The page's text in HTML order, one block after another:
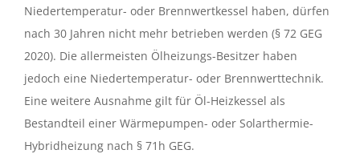
Niedertemperatur- oder Brennwertkessel haben, dürfen
nach 30 Jahren nicht mehr betrieben werden (§ 72 GEG
2020). Die allermeisten Ölheizungs-Besitzer haben
jedoch eine Niedertemperatur- oder Brennwerttechnik.
Eine weitere Ausnahme gilt für Öl-Heizkessel als
Bestandteil einer Wärmepumpen- oder Solarthermie-
Hybridheizung nach § 71h GEG.